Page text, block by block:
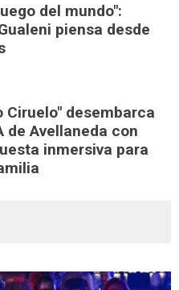
del mundo":
piensa desde
Ciruelo" desembarca
de Avellaneda con
inmersiva para